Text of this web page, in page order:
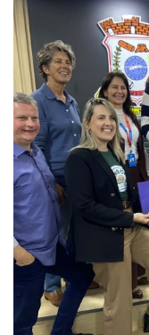
08/08/2026 | 07:00
Teatro Bruno Nitz terá
BALNEÁRIO